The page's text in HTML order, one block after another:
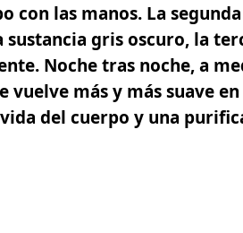
con las manos. La
sustancia gris oscuro, la
Noche tras noche, a
vuelve más y más suave
del cuerpo y una